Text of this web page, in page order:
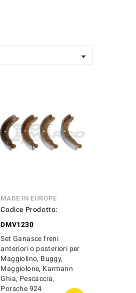

MADE IN EUROPE
Codice Prodotto:
DMV1230
Set Ganasce freni
anteriori o posteriori per
Maggiolino, Buggy,
Maggiolone, Karmann
Ghia, Pescaccia,
Porsche 924